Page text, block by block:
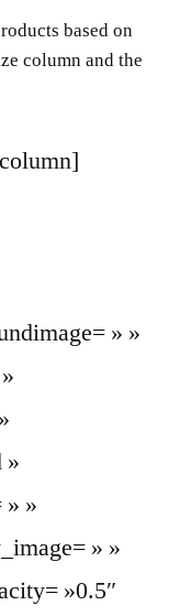
based on
column and the
» »
»
»
» »
»0.5″